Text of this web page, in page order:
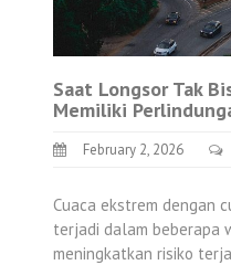
Saat Longsor Tak
Memiliki
February 2, 2026
Cuaca ekstrem dengan
terjadi dalam beberapa
meningkatkan risiko